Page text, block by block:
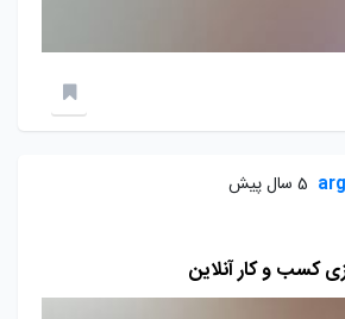
5 سال پیش
کسب و کار آنلاین